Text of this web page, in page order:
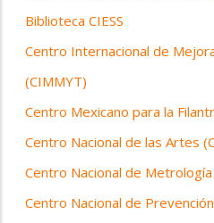
Biblioteca CIESS
Centro Internacional de
(CIMMYT)
Centro Mexicano para la
Centro Nacional de las Artes
Centro Nacional de Metrología
Centro Nacional de